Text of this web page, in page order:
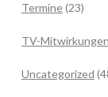
Termine(23)
TV-Mitwirkungen
Uncategorized